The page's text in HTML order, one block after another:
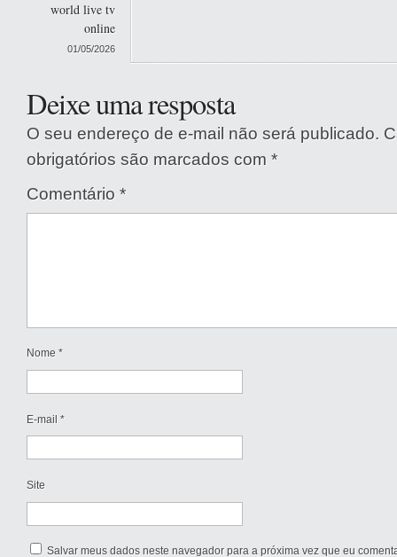
world live tv
online
01/05/2026
Deixe uma resposta
O seu endereço de e-mail não será publicado.
obrigatórios são marcados com *
Comentário *
Nome *
E-mail *
Site
Salvar meus dados neste navegador para a próxima vez que eu